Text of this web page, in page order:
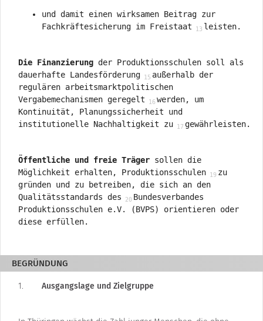
und damit einen wirksamen Beitrag zur
Fachkräftesicherung im Freistaat
leisten.
Die Finanzierung der Produktionsschulen soll als
dauerhafte Landesförderung
außerhalb der
regulären arbeitsmarktpolitischen
Vergabemechanismen geregelt
werden, um
Kontinuität, Planungssicherheit und
institutionelle Nachhaltigkeit zu
gewährleisten.
Öffentliche und freie Träger sollen die
Möglichkeit erhalten, Produktionsschulen
zu
gründen und zu betreiben, die sich an den
Qualitätsstandards des
Bundesverbandes
Produktionsschulen e.V. (BVPS) orientieren oder
diese erfüllen.
BEGRÜNDUNG
Ausgangslage und Zielgruppe